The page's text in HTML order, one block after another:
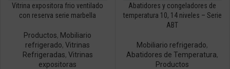
Vitrina expositora frio ventilado
con reserva serie marbella
Productos, Mobiliario
refrigerado,Vitrinas
Refrigeradas, Vitrinas
expositoras
Abatidores y congeladores de
temperatura 10, 14 niveles – Serie
ABT
Mobiliario refrigerado,
Abatidores de Temperatura,
Productos